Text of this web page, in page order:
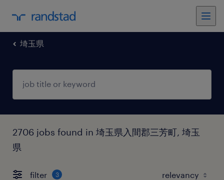
埼玉県
2706 jobs found in 埼玉県入間郡三芳町, 埼玉
県
filter 3